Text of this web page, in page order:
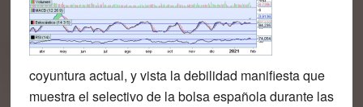
coyuntura actual, y vista la debilidad manifiesta que
muestra el selectivo de la bolsa española durante las